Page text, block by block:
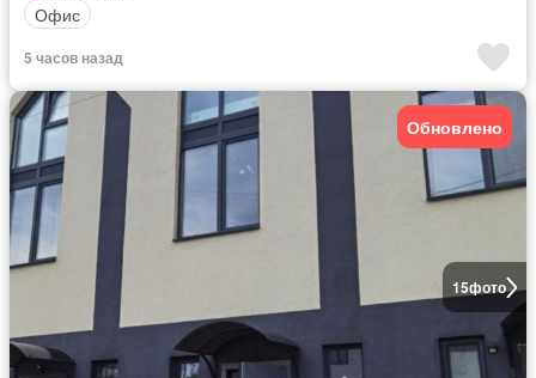
Офис
5 часов назад
15фото
Обновлено